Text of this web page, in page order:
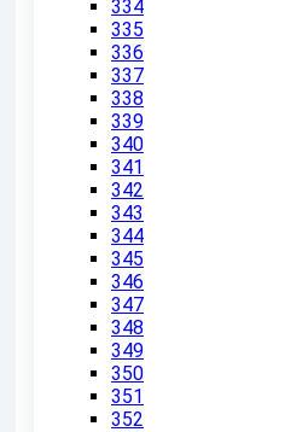
334
335
336
337
338
339
340
341
342
343
344
345
346
347
348
349
350
351
352